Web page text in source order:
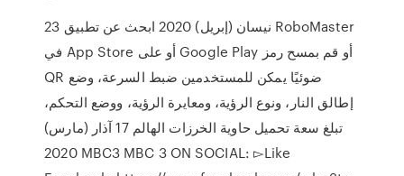
23 نيسان (إبريل) 2020 ابحث عن تطبيق RoboMaster
في App Store أو على Google Play أو قم بمسح رمز
QR ضوئيًا يمكن للمستخدمين ضبط السرعة، وضع
إطالق النار، ونوع الرؤية، ومعايرة الرؤية، ووضع التحكم،
تبلغ سعة تحميل حاوية الخرزات الهالم 17 آذار (مارس)
2020 MBC3 MBC 3 ON SOCIAL: ▻Like